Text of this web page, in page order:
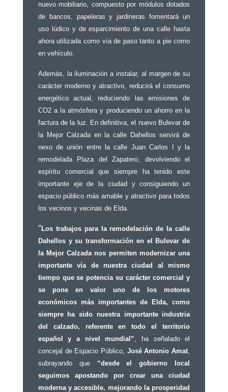
nuevo mobiliario, compuesto por módulos dotados
de bancos, papeleras y jardineras fomentará un
uso lúdico y de esparcimiento de una calle hasta
ahora utilizada como vía de paso tanto a pie como
en vehículo.
Además, la iluminación a instalar, al margen de su
carácter moderno y atractivo, reducirá el consumo
energético actual, reduciendo las emisiones de
CO2 a la atmósfera y produciendo un ahorro en la
factura de la luz. En definitiva, el nuevo Bulevar de
la Mejor Calzada en la calle Dahellos servirá de
nexo de unión entre la calle Juan Carlos I y la
remodelada Plaza del Zapatero, devolviendo el
espíritu comercial que siempre ha tenido este
importante eje de la ciudad y consiguiendo un
espacio público más amable y atractivo para todos
los vecinos y vecinas de Elda.
“Los trabajos para la remodelación de la calle
Dahellos y su transformación en el Bulevar de
la Mejor Calzada nos permiten modernizar una
importante vía de nuestra ciudad al mismo
tiempo que se potencia su carácter comercial y
se pone en valor uno de los motores
económicos más importantes de Elda, como
siempre ha sido nuestra importante industria
del calzado, referente en todo el territorio
español y a nivel mundial”, ha señalado el
concejal de Espacio Público, José Antonio Amat,
subrayando que “desde el gobierno local
seguimos apostando por crear una ciudad
moderna y accesible, mejorando la prosperidad